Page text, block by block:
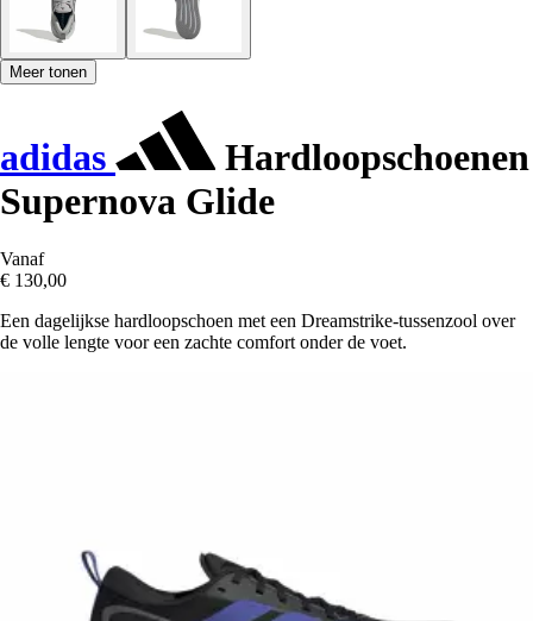
Meer tonen
adidas
Hardloopschoenen
Supernova Glide
Vanaf
€ 130,00
Een dagelijkse hardloopschoen met een Dreamstrike-tussenzool over
de volle lengte voor een zachte comfort onder de voet.